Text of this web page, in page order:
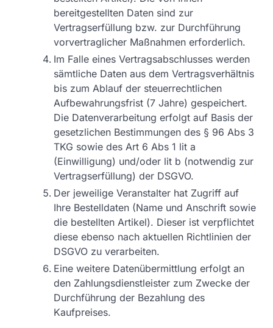
bereitgestellten Daten sind zur
Vertragserfüllung bzw. zur Durchführung
vorvertraglicher Maßnahmen erforderlich.
Im Falle eines Vertragsabschlusses werden
sämtliche Daten aus dem Vertragsverhältnis
bis zum Ablauf der steuerrechtlichen
Aufbewahrungsfrist (7 Jahre) gespeichert.
Die Datenverarbeitung erfolgt auf Basis der
gesetzlichen Bestimmungen des § 96 Abs 3
TKG sowie des Art 6 Abs 1 lit a
(Einwilligung) und/oder lit b (notwendig zur
Vertragserfüllung) der DSGVO.
Der jeweilige Veranstalter hat Zugriff auf
Ihre Bestelldaten (Name und Anschrift sowie
die bestellten Artikel). Dieser ist verpflichtet
diese ebenso nach aktuellen Richtlinien der
DSGVO zu verarbeiten.
Eine weitere Datenübermittlung erfolgt an
den Zahlungsdienstleister zum Zwecke der
Durchführung der Bezahlung des
Kaufpreises.